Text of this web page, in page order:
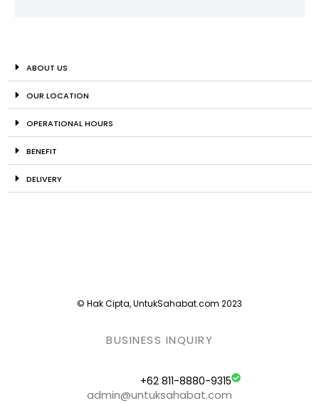
ABOUT US
OUR LOCATION
OPERATIONAL HOURS
BENEFIT
DELIVERY
© Hak Cipta, UntukSahabat.com 2023
BUSINESS INQUIRY
+62 811-8880-9315
admin@untuksahabat.com